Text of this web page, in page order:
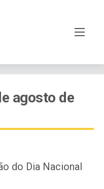
agosto de
do Dia Nacional